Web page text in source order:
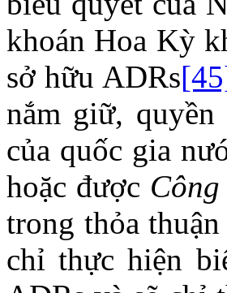
khoán Hoa Kỳ
sở hữu ADRs
nắm giữ,
của quốc gia
hoặc được
trong thỏa
chỉ thực hiện